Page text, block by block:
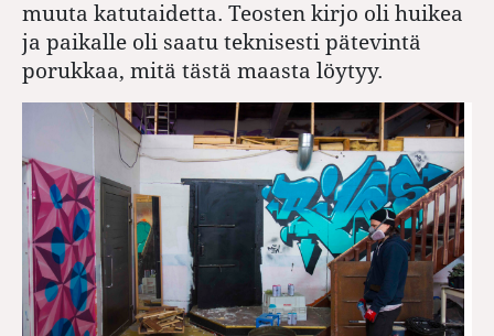
muuta katutaidetta. Teosten kirjo oli huikea
ja paikalle oli saatu teknisesti pätevintä
porukkaa, mitä tästä maasta löytyy.